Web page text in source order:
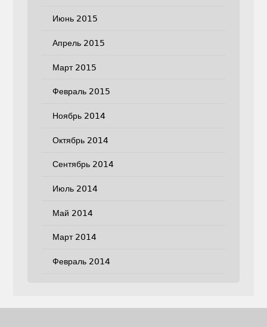
Июнь 2015
Апрель 2015
Март 2015
Февраль 2015
Ноябрь 2014
Октябрь 2014
Сентябрь 2014
Июль 2014
Май 2014
Март 2014
Февраль 2014